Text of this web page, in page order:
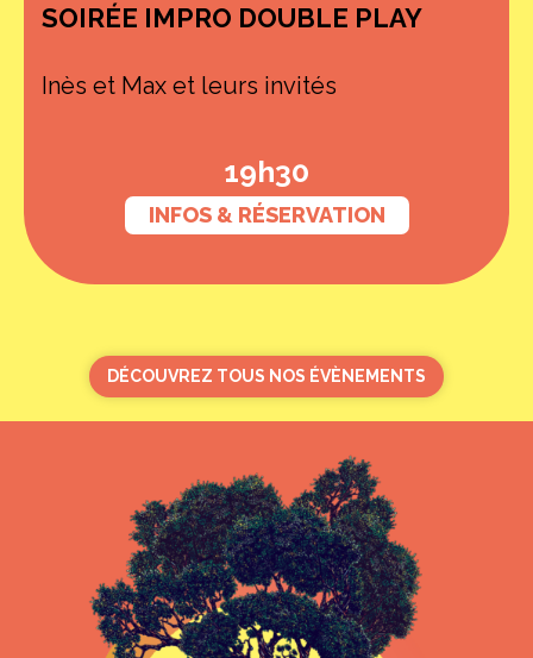
SOIRÉE IMPRO DOUBLE PLAY
Inès et Max et leurs invités
19h30
INFOS & RÉSERVATION
DÉCOUVREZ TOUS NOS ÉVÈNEMENTS